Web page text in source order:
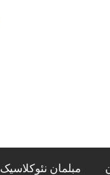
مبلمان نئوکلاسیک